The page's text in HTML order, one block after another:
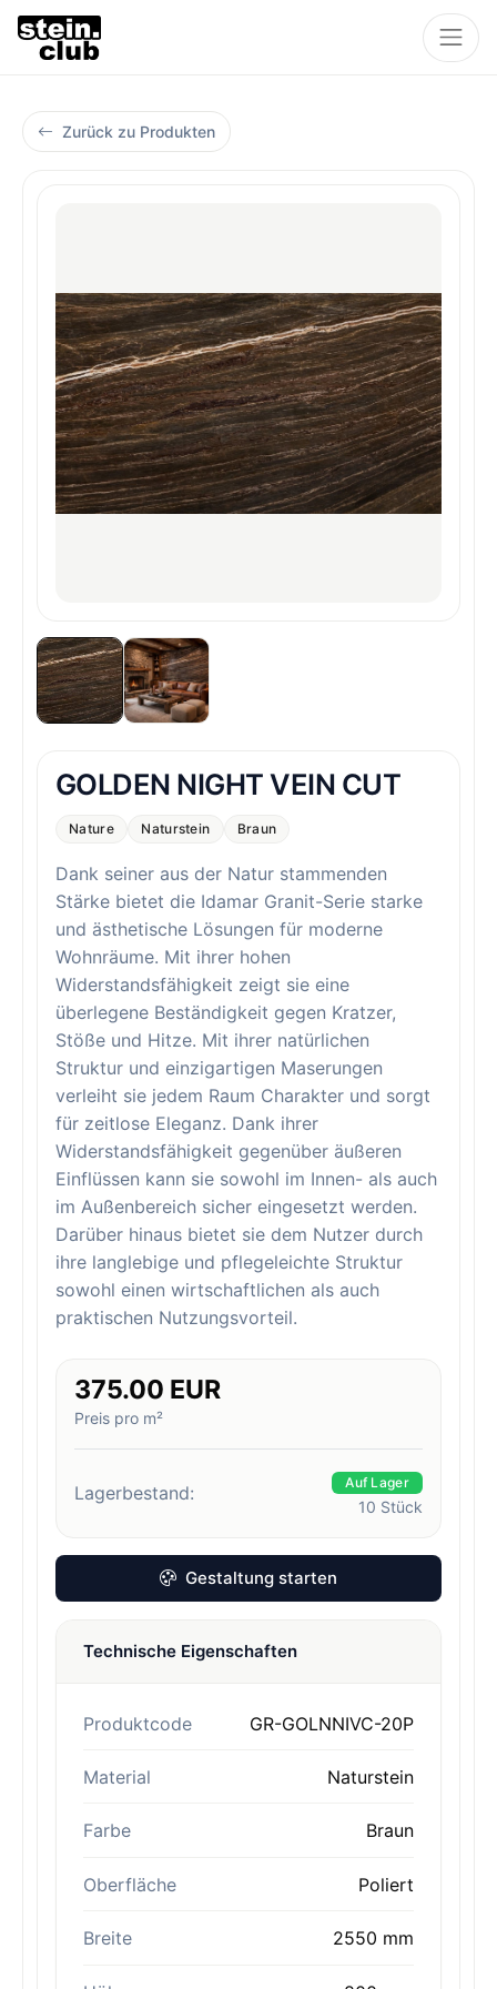
Zurück zu Produkten
GOLDEN NIGHT VEIN CUT
Nature Naturstein Braun
Dank seiner aus der Natur stammenden
Stärke bietet die Idamar Granit-Serie starke
und ästhetische Lösungen für moderne
Wohnräume. Mit ihrer hohen
Widerstandsfähigkeit zeigt sie eine
überlegene Beständigkeit gegen Kratzer,
Stöße und Hitze. Mit ihrer natürlichen
Struktur und einzigartigen Maserungen
verleiht sie jedem Raum Charakter und sorgt
für zeitlose Eleganz. Dank ihrer
Widerstandsfähigkeit gegenüber äußeren
Einflüssen kann sie sowohl im Innen- als auch
im Außenbereich sicher eingesetzt werden.
Darüber hinaus bietet sie dem Nutzer durch
ihre langlebige und pflegeleichte Struktur
sowohl einen wirtschaftlichen als auch
praktischen Nutzungsvorteil.
375.00 EUR
Preis pro m²
Lagerbestand: Auf Lager
10 Stück
Gestaltung starten
Technische Eigenschaften
Produktcode GR-GOLNNIVC-20P
Material Naturstein
Farbe Braun
Oberfläche Poliert
Breite 2550 mm